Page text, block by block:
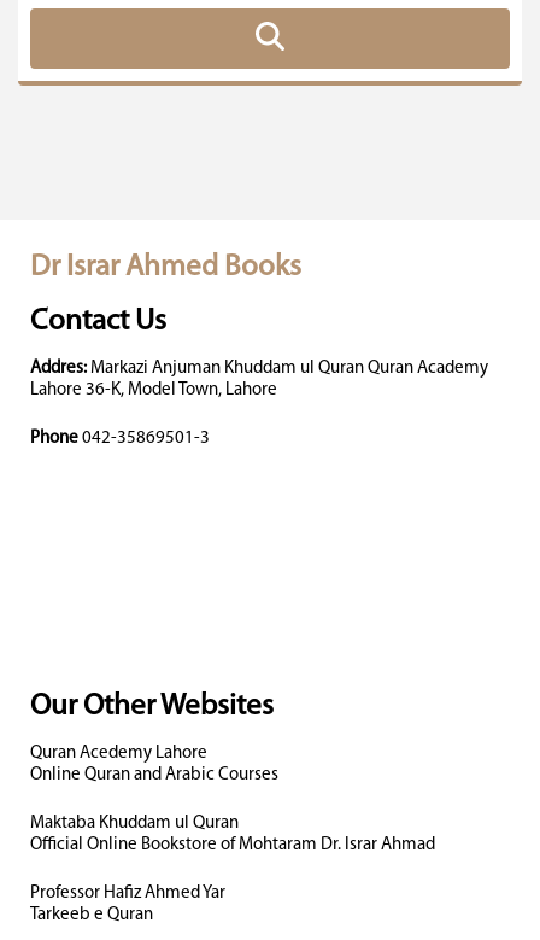
Dr Israr Ahmed Books
Contact Us
Addres: Markazi Anjuman Khuddam ul Quran Quran Academy
Lahore 36-K, Model Town, Lahore
Phone 042-35869501-3
Our Other Websites
Quran Acedemy Lahore
Online Quran and Arabic Courses
Maktaba Khuddam ul Quran
Official Online Bookstore of Mohtaram Dr. Israr Ahmad
Professor Hafiz Ahmed Yar
Tarkeeb e Quran